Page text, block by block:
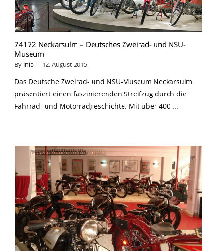
74172 Neckarsulm – Deutsches Zweirad- und NSU-
Museum
By jnip | 12. August 2015
Das Deutsche Zweirad- und NSU-Museum Neckarsulm
präsentiert einen faszinierenden Streifzug durch die
Fahrrad- und Motorradgeschichte. Mit über 400 ...